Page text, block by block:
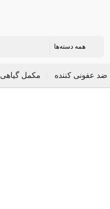
مکمل گیاهی ضد عفونی کننده